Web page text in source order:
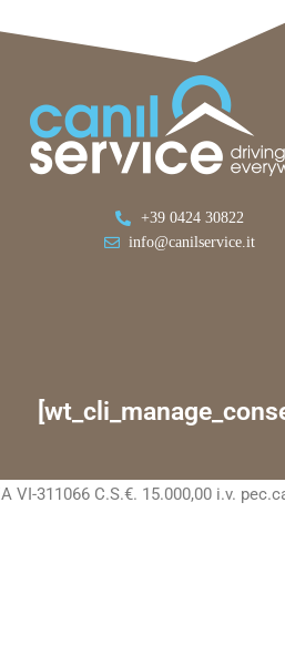
+39 0424 30822
info@canilservice.it
VI-311066 C.S.€. 15.000,00 i.v.